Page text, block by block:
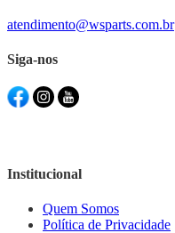
atendimento@wsparts.com.br
Siga-nos
Institucional
Quem Somos
Política de Privacidade